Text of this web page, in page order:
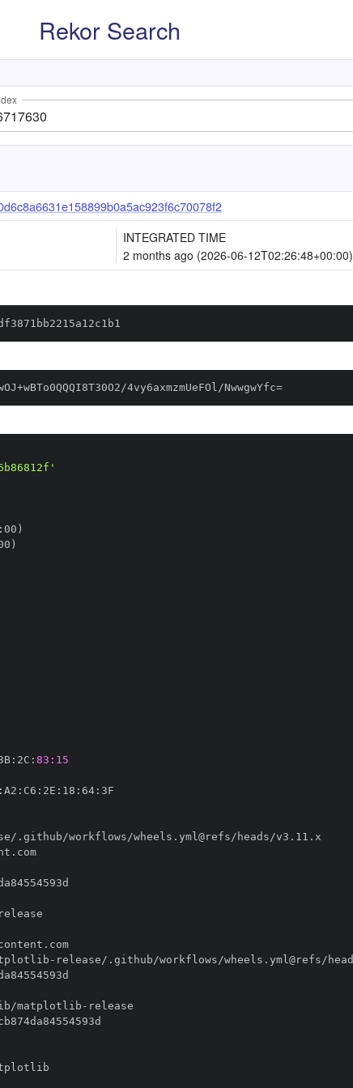
Rekor Search
INTEGRATED TIME
2 months ago (2026-06-12T02:26:48+00:00)
4vy6axmzmUeFOl/NwwgwYfc=
:
: 2C : 83:15
: A2 : C6 : 2E : 18 : 64:
//token.actions.githubusercontent.com
//token.actions.githubusercontent.com
-
matplotlib -